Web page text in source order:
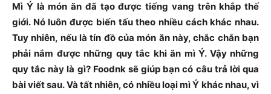
Mì Ý là món ăn đã tạo được tiếng vang trên khắp thế
giới. Nó luôn được biến tấu theo nhiều cách khác nhau.
Tuy nhiên, nếu là tín đồ của món ăn này, chắc chắn bạn
phải nắm được những quy tắc khi ăn mì Ý. Vậy những
quy tắc này là gì? Foodnk sẽ giúp bạn có câu trả lời qua
bài viết sau. Và tất nhiên, có nhiều loại mì Ý khác nhau, vì